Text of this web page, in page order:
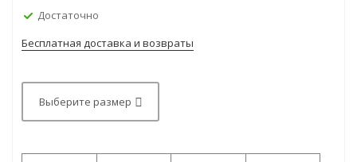
Достаточно
Бесплатная доставка и возвраты
Выберите размер